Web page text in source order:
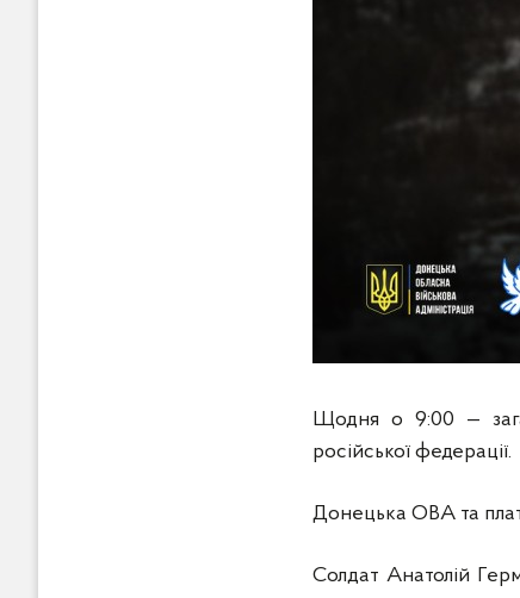
Щодня о 9:00 —
російської федерації.
Донецька ОВА та
Солдат Анатолій